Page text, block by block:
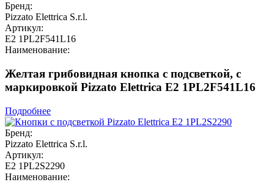
Бренд:
Pizzato Elettrica S.r.l.
Артикул:
E2 1PL2F541L16
Наименование:
Желтая грибовидная кнопка с подсветкой, с
маркировкой Pizzato Elettrica E2 1PL2F541L16
Подробнее
Бренд:
Pizzato Elettrica S.r.l.
Артикул:
E2 1PL2S2290
Наименование: